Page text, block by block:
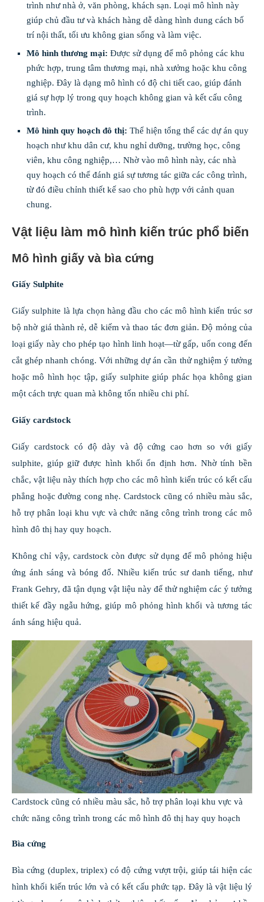
trình như nhà ở, văn phòng, khách sạn. Loại mô hình này
giúp chủ đầu tư và khách hàng dễ dàng hình dung cách bố
trí nội thất, tối ưu không gian sống và làm việc.
Mô hình thương mại: Được sử dụng để mô phỏng các khu
phức hợp, trung tâm thương mại, nhà xưởng hoặc khu công
nghiệp. Đây là dạng mô hình có độ chi tiết cao, giúp đánh
giá sự hợp lý trong quy hoạch không gian và kết cấu công
trình.
Mô hình quy hoạch đô thị: Thể hiện tổng thể các dự án quy
hoạch như khu dân cư, khu nghỉ dưỡng, trường học, công
viên, khu công nghiệp,… Nhờ vào mô hình này, các nhà
quy hoạch có thể đánh giá sự tương tác giữa các công trình,
từ đó điều chỉnh thiết kế sao cho phù hợp với cảnh quan
chung.
Vật liệu làm mô hình kiến trúc phổ biến
Mô hình giấy và bìa cứng
Giấy Sulphite
Giấy sulphite là lựa chọn hàng đầu cho các mô hình kiến trúc sơ
bộ nhờ giá thành rẻ, dễ kiếm và thao tác đơn giản. Độ mỏng của
loại giấy này cho phép tạo hình linh hoạt—từ gấp, uốn cong đến
cắt ghép nhanh chóng. Với những dự án cần thử nghiệm ý tưởng
hoặc mô hình học tập, giấy sulphite giúp phác họa không gian
một cách trực quan mà không tốn nhiều chi phí.
Giấy cardstock
Giấy cardstock có độ dày và độ cứng cao hơn so với giấy
sulphite, giúp giữ được hình khối ổn định hơn. Nhờ tính bền
chắc, vật liệu này thích hợp cho các mô hình kiến trúc có kết cấu
phẳng hoặc đường cong nhẹ. Cardstock cũng có nhiều màu sắc,
hỗ trợ phân loại khu vực và chức năng công trình trong các mô
hình đô thị hay quy hoạch.
Không chỉ vậy, cardstock còn được sử dụng để mô phỏng hiệu
ứng ánh sáng và bóng đổ. Nhiều kiến trúc sư danh tiếng, như
Frank Gehry, đã tận dụng vật liệu này để thử nghiệm các ý tưởng
thiết kế đầy ngẫu hứng, giúp mô phỏng hình khối và tương tác
ánh sáng hiệu quả.
Cardstock cũng có nhiều màu sắc, hỗ trợ phân loại khu vực và
chức năng công trình trong các mô hình đô thị hay quy hoạch
Bìa cứng
Bìa cứng (duplex, triplex) có độ cứng vượt trội, giúp tái hiện các
hình khối kiến trúc lớn và có kết cấu phức tạp. Đây là vật liệu lý